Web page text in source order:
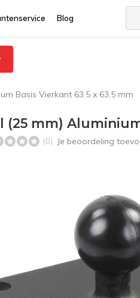
Blog
Basis Vierkant 63,5 x 63,5 mm
(25 mm)
(0) Je beoordeling